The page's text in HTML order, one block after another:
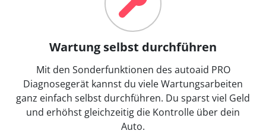
Wartung selbst durchführen
Mit den Sonderfunktionen des autoaid PRO
Diagnosegerät kannst du viele Wartungsarbeiten
ganz einfach selbst durchführen. Du sparst viel Geld
und erhöhst gleichzeitig die Kontrolle über dein
Auto.